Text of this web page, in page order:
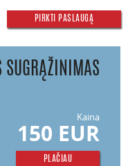
PIRKTI PASLAUGĄ
SUGRĄŽINIMAS
PLAČIAU
Kaina
150 EUR